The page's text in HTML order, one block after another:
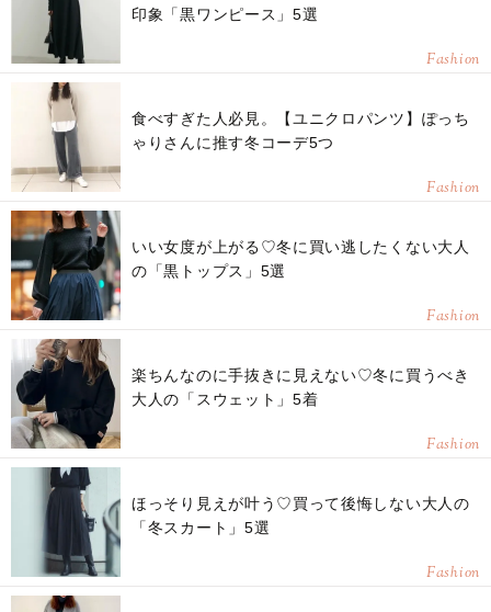
印象「黒ワンピース」5選
Fashion
食べすぎた人必見。【ユニクロパンツ】ぽっち
ゃりさんに推す冬コーデ5つ
Fashion
いい女度が上がる♡冬に買い逃したくない大人
の「黒トップス」5選
Fashion
楽ちんなのに手抜きに見えない♡冬に買うべき
大人の「スウェット」5着
Fashion
ほっそり見えが叶う♡買って後悔しない大人の
「冬スカート」5選
Fashion